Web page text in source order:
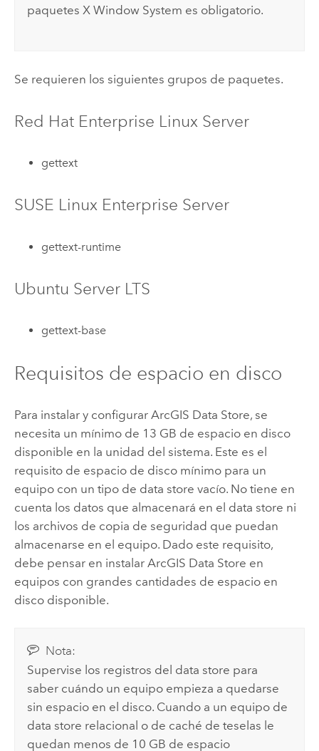
paquetes X Window System es obligatorio.
Se requieren los siguientes grupos de paquetes.
Red Hat Enterprise Linux Server
gettext
SUSE Linux Enterprise Server
gettext-runtime
Ubuntu Server LTS
gettext-base
Requisitos de espacio en disco
Para instalar y configurar ArcGIS Data Store, se
necesita un mínimo de 13 GB de espacio en disco
disponible en la unidad del sistema. Este es el
requisito de espacio de disco mínimo para un
equipo con un tipo de data store vacío. No tiene en
cuenta los datos que almacenará en el data store ni
los archivos de copia de seguridad que puedan
almacenarse en el equipo. Dado este requisito,
debe pensar en instalar ArcGIS Data Store en
equipos con grandes cantidades de espacio en
disco disponible.
Nota:
Supervise los registros del data store para
saber cuándo un equipo empieza a quedarse
sin espacio en el disco. Cuando a un equipo de
data store relacional o de caché de teselas le
quedan menos de 10 GB de espacio